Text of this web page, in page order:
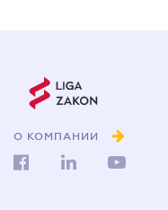
О КОМПАНИИ